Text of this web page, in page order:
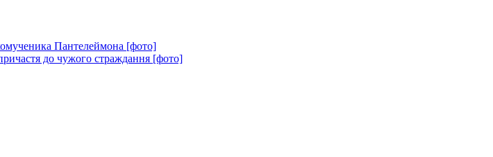
Пантелеймона [фото]
до чужого страждання [фото]